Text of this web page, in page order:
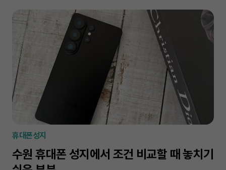
휴대폰성지
수원 휴대폰 성지에서 조건 비교할 때 놓치기